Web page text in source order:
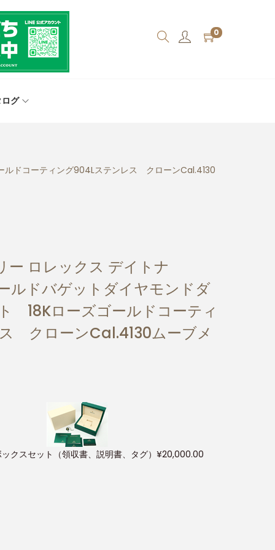
0
ログ
ルドコーティング904Lステンレス クローンCal.4130
ー ロレックス デイトナ
ルドバゲットダイヤモンドダ
18Kローズゴールドコーティ
クローンCal.4130ムーブメ
クスセット（領収書、説明書、タグ） ¥20,000.00